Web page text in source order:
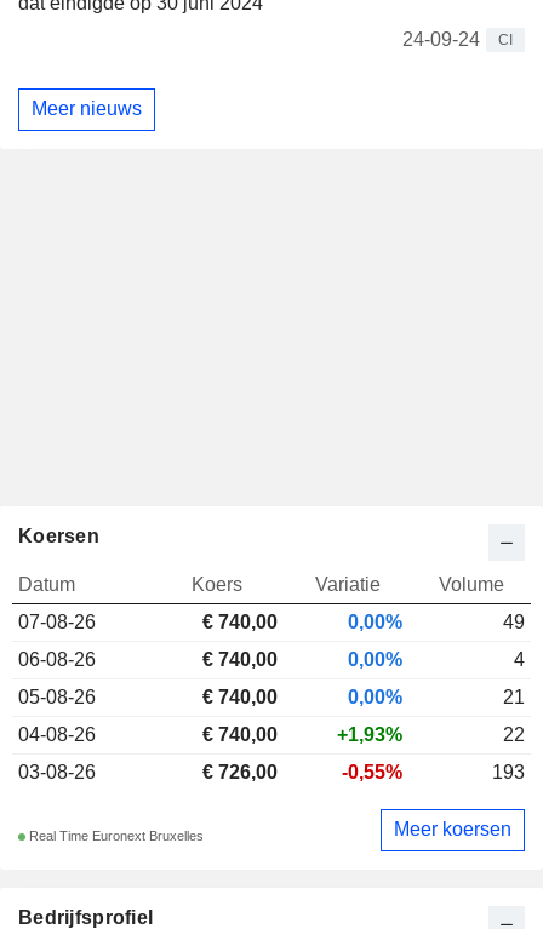
24-09-24
CI
Meer nieuws
Bedrijfsprofiel
Koersen
Datum Koers Variatie
Volume
07-08-26
€ 740,00 0,00%
49
06-08-26
€ 740,00 0,00%
4
05-08-26
€ 740,00 0,00%
21
04-08-26
€ 740,00 +1,93%
22
03-08-26
€ 726,00 -0,55% 193
Real Time Euronext Bruxelles Meer koersen